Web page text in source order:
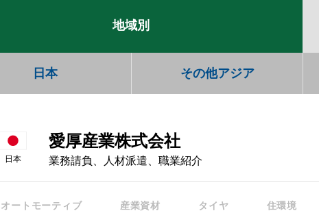
地域別
日本 その他アジア
日本
愛厚産業株式会社
業務請負、人材派遣、職業紹介
オートモーティブ 産業資材 タイヤ 住環境